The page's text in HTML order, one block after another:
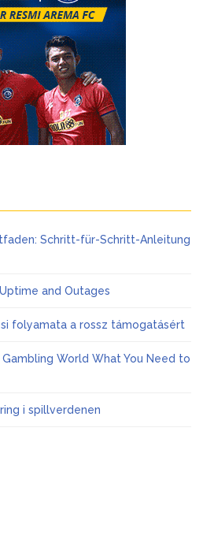
Schritt-für-Schritt-Anleitung
and Outages
folyamata a rossz támogatásért
World What You Need to
i spillverdenen